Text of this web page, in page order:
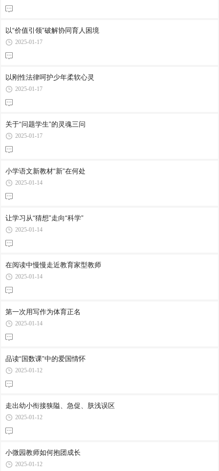
以“价值引领”破解协同育人困境
2025-01-17
以刚性法律呵护少年柔软心灵
2025-01-17
关于“问题学生”的灵魂三问
2025-01-17
小学语文新教材“新”在何处
2025-01-14
让学习从“猜想”走向“科学”
2025-01-14
在阅读中慢慢走近教育家型教师
2025-01-14
第一次用写作为体育正名
2025-01-14
品读“国数课”中的爱国情怀
2025-01-12
走出幼小衔接狭隘、急促、肤浅误区
2025-01-12
小微园教师如何抱团成长
2025-01-12